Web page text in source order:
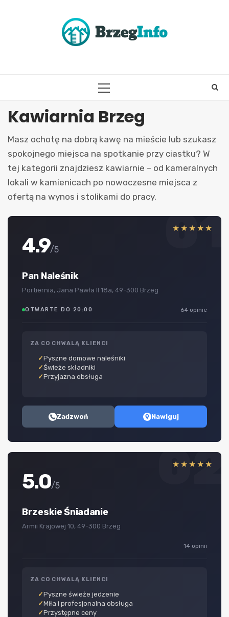
PRIMARY
Kawiarnia Brzeg
Masz ochotę na dobrą kawę na mieście lub szukasz
spokojnego miejsca na spotkanie przy ciastku? W
tej kategorii znajdziesz kawiarnie – od kameralnych
lokali w kamienicach po nowoczesne miejsca z
ofertą na wynos i stolikami do pracy.
01
★★★★★
4.9/5
Pan Naleśnik
Portiernia, Jana Pawła II 18a, 49-300 Brzeg
OTWARTE DO 20:00 64 opinie
ZA CO CHWALĄ KLIENCI
Pyszne domowe naleśniki
Świeże składniki
Przyjazna obsługa
Zadzwoń Nawiguj
02
★★★★★
5.0/5
Brzeskie Śniadanie
Armii Krajowej 10, 49-300 Brzeg
14 opinii
ZA CO CHWALĄ KLIENCI
Pyszne świeże jedzenie
Miła i profesjonalna obsługa
Przystępne ceny